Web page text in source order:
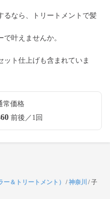
るなら、トリートメントで髪
叶えませんか。
ト仕上げも含まれていま
常価格
前後／1回
＆トリートメント） /神奈川 /子